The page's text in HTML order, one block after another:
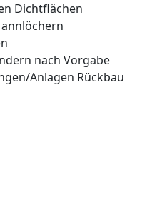
Dichtflächen
nach Vorgabe
Anlagen Rückbau